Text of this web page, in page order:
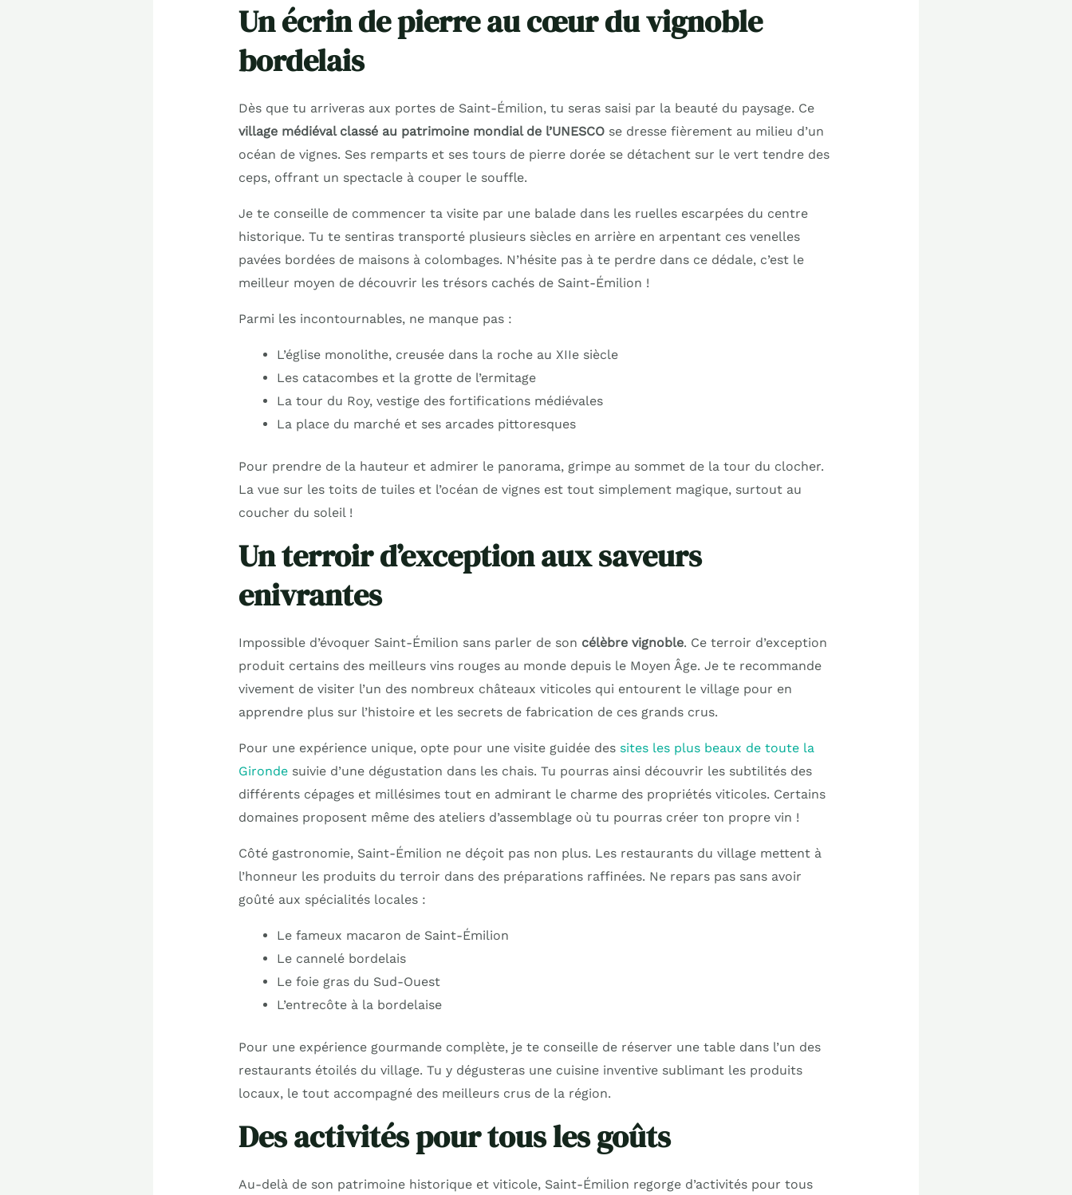
Un écrin de pierre au cœur du vignoble
bordelais
Dès que tu arriveras aux portes de Saint-Émilion, tu seras saisi par la beauté du paysage. Ce
village médiéval classé au patrimoine mondial de l’UNESCOse dresse fièrement au milieu d’un
océan de vignes. Ses remparts et ses tours de pierre dorée se détachent sur le vert tendre des
ceps, offrant un spectacle à couper le souffle.
Je te conseille de commencer ta visite par une balade dans les ruelles escarpées du centre
historique. Tu te sentiras transporté plusieurs siècles en arrière en arpentant ces venelles
pavées bordées de maisons à colombages. N’hésite pas à te perdre dans ce dédale, c’est le
meilleur moyen de découvrir les trésors cachés de Saint-Émilion !
Parmi les incontournables, ne manque pas :
L’église monolithe, creusée dans la roche au XIIe siècle
Les catacombes et la grotte de l’ermitage
La tour du Roy, vestige des fortifications médiévales
La place du marché et ses arcades pittoresques
Pour prendre de la hauteur et admirer le panorama, grimpe au sommet de la tour du clocher.
La vue sur les toits de tuiles et l’océan de vignes est tout simplement magique, surtout au
coucher du soleil !
Un terroir d’exception aux saveurs
enivrantes
Impossible d’évoquer Saint-Émilion sans parler de son célèbre vignoble. Ce terroir d’exception
produit certains des meilleurs vins rouges au monde depuis le Moyen Âge. Je te recommande
vivement de visiter l’un des nombreux châteaux viticoles qui entourent le village pour en
apprendre plus sur l’histoire et les secrets de fabrication de ces grands crus.
Pour une expérience unique, opte pour une visite guidée des sites les plus beaux de toute la
Girondesuivie d’une dégustation dans les chais. Tu pourras ainsi découvrir les subtilités des
différents cépages et millésimes tout en admirant le charme des propriétés viticoles. Certains
domaines proposent même des ateliers d’assemblage où tu pourras créer ton propre vin !
Côté gastronomie, Saint-Émilion ne déçoit pas non plus. Les restaurants du village mettent à
l’honneur les produits du terroir dans des préparations raffinées. Ne repars pas sans avoir
goûté aux spécialités locales :
Le fameux macaron de Saint-Émilion
Le cannelé bordelais
Le foie gras du Sud-Ouest
L’entrecôte à la bordelaise
Pour une expérience gourmande complète, je te conseille de réserver une table dans l’un des
restaurants étoilés du village. Tu y dégusteras une cuisine inventive sublimant les produits
locaux, le tout accompagné des meilleurs crus de la région.
Des activités pour tous les goûts
Au-delà de son patrimoine historique et viticole, Saint-Émilion regorge d’activités pour tous